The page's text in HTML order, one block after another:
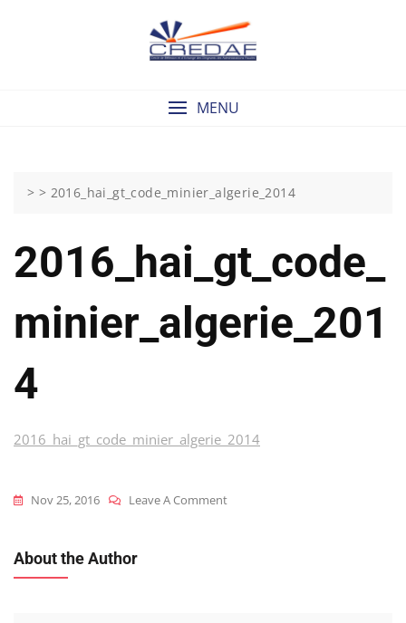
MENU
> > 2016_hai_gt_code_minier_algerie_2014
2016_hai_gt_code_
Minier_algerie_201
4
2016_hai_gt_code_minier_algerie_2014
Nov 25, 2016 Leave A CommentOn
About the Author